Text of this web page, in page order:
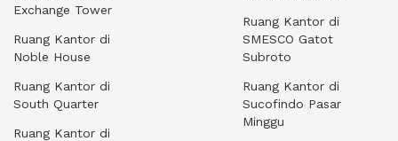
Exchange Tower
Ruang Kantor di
Noble House
Ruang Kantor di
South Quarter
Ruang Kantor di
Ruang Kantor di
SMESCO Gatot
Subroto
Ruang Kantor di
Sucofindo Pasar
Minggu